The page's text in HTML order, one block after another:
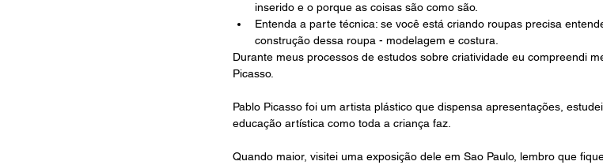
inserido e o porque as coisas são como são.
Entenda a parte técnica: se você está criando roupas precisa
construção dessa roupa - modelagem e costura.
Durante meus processos de estudos sobre criatividade eu compreendi
Picasso.
Pablo Picasso foi um artista plástico que dispensa apresentações,
educação artística como toda a criança faz.
Quando maior, visitei uma exposição dele em Sao Paulo, lembro que